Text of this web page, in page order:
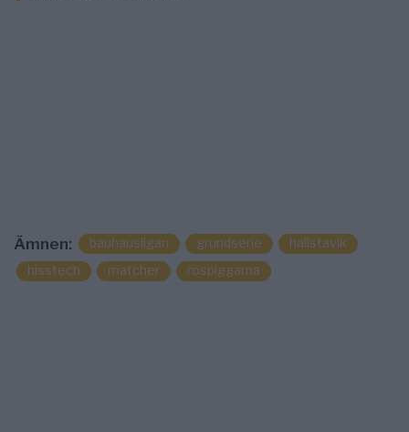
Ämnen: bauhausligan grundserie
hallstavik
hisstech
matcher rospiggarna